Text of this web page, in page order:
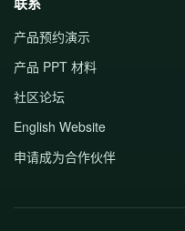
产品预约演示
产品 PPT 材料
社区论坛
English Website
申请成为合作伙伴